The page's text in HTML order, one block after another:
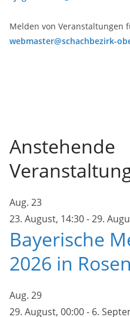
Melden von Veranstaltungen
webmaster@schachbezirk-
Anstehende
Aug. 23
23. August, 14:30-29.
Bayerische
2026 in
Aug. 29
29. August, 00:00- 6.